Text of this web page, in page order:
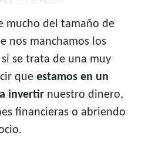
mucho del tamaño de
nos manchamos los
se trata de una muy
que estamos en un
invertir nuestro dinero,
financieras o abriendo